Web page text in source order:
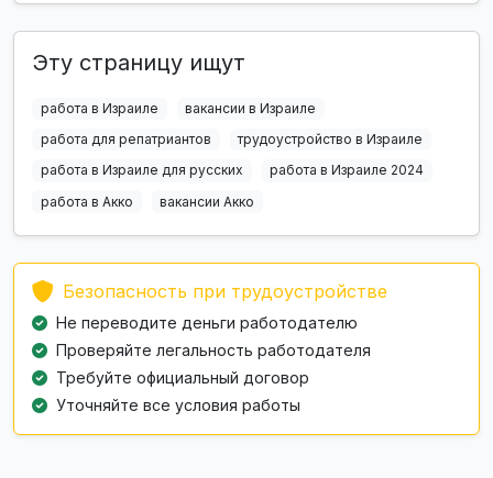
Эту страницу ищут
работа в Израиле
вакансии в Израиле
работа для репатриантов
трудоустройство в Израиле
работа в Израиле для русских
работа в Израиле 2024
работа в Акко
вакансии Акко
Безопасность при трудоустройстве
Не переводите деньги работодателю
Проверяйте легальность работодателя
Требуйте официальный договор
Уточняйте все условия работы